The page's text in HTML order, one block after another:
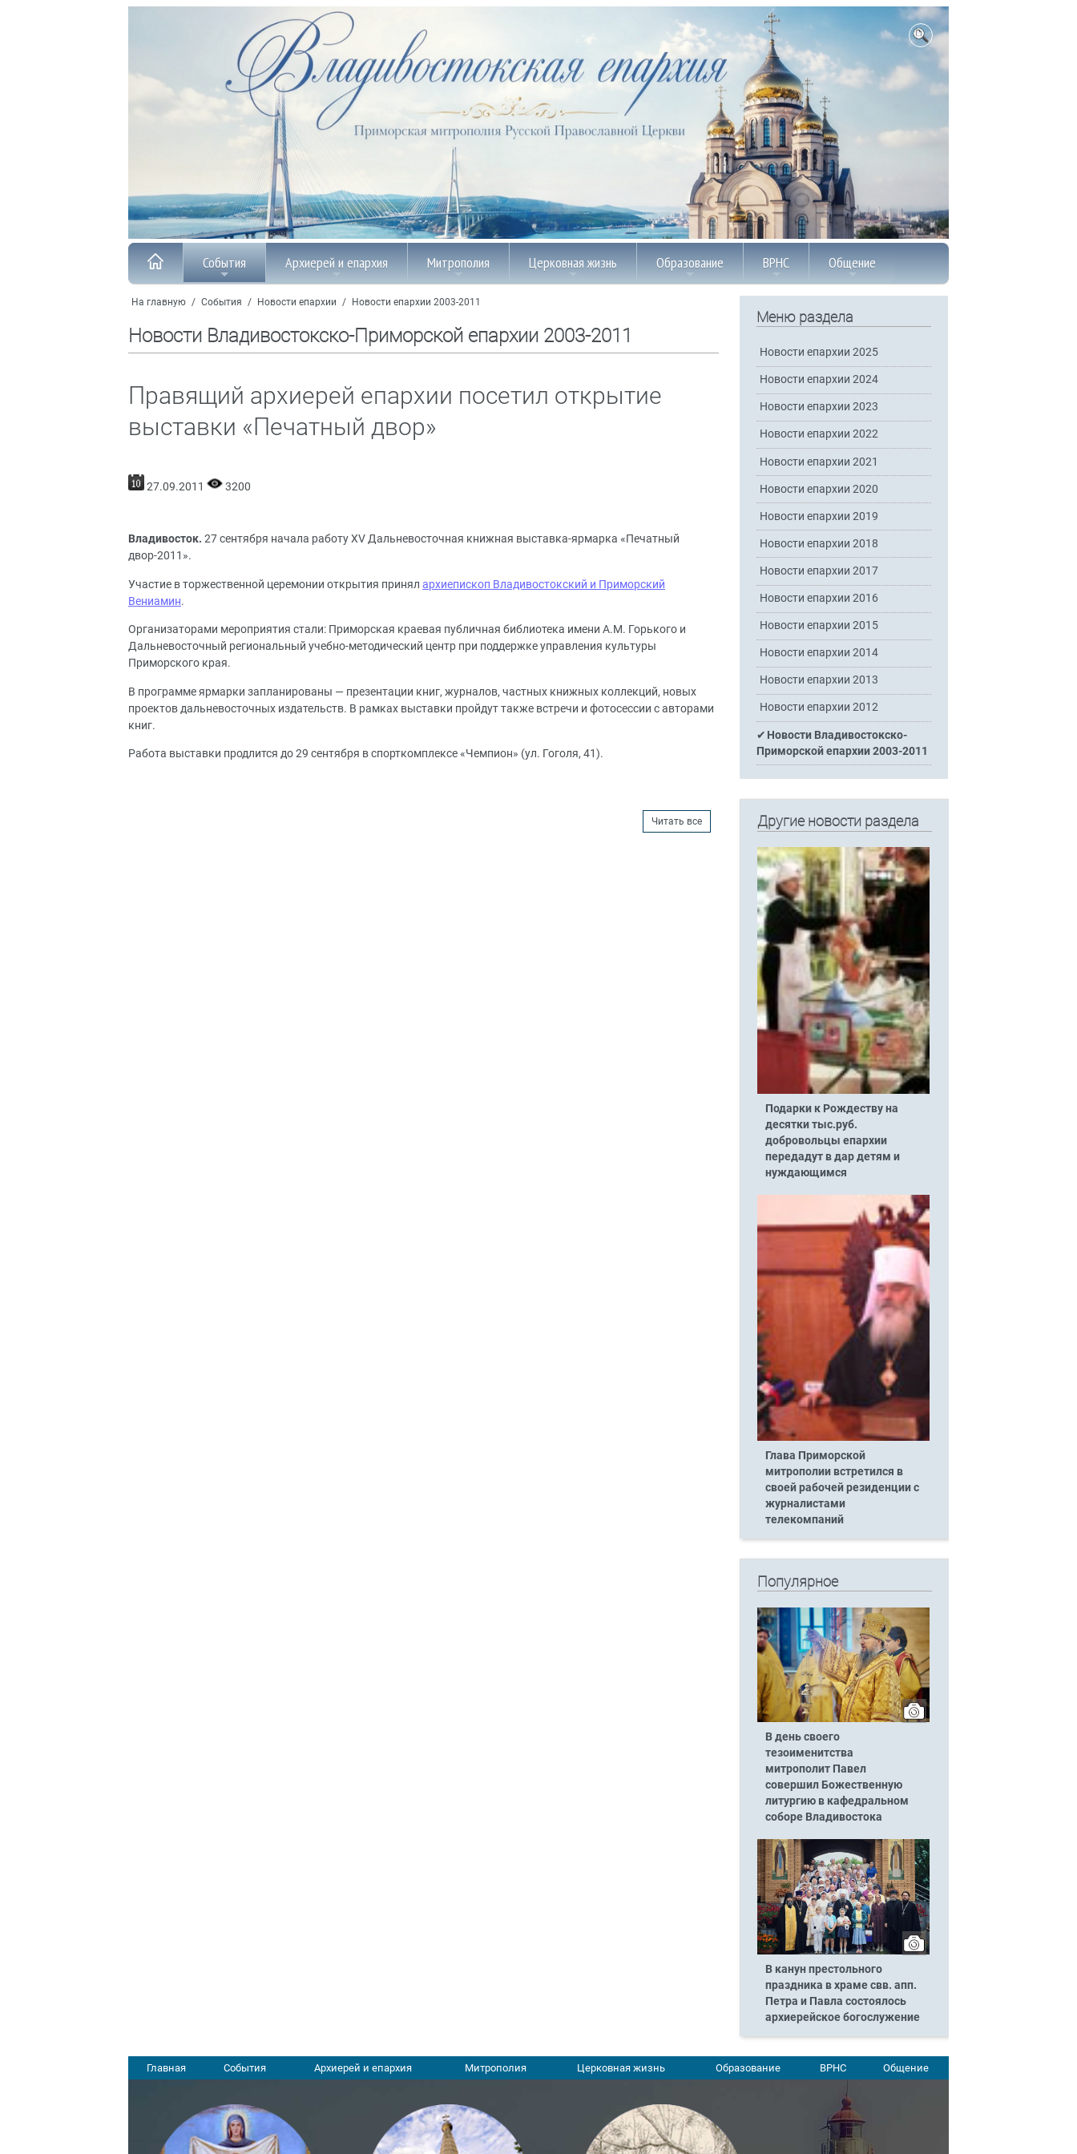
События Архиерей и епархия Митрополия Церковная жизнь Образование ВРНС Общение
На главную / События / Новости епархии / Новости епархии 2003-2011
Новости Владивостокско-Приморской епархии 2003-2011
Правящий архиерей епархии посетил открытие
выставки «Печатный двор»
27.09.2011 3200
Владивосток. 27 сентября начала работу XV Дальневосточная книжная выставка-ярмарка «Печатный
двор-2011».
Участие в торжественной церемонии открытия принял архиепископ Владивостокский и Приморский
Вениамин.
Организаторами мероприятия стали: Приморская краевая публичная библиотека имени А.М. Горького и
Дальневосточный региональный учебно-методический центр при поддержке управления культуры
Приморского края.
В программе ярмарки запланированы — презентации книг, журналов, частных книжных коллекций, новых
проектов дальневосточных издательств. В рамках выставки пройдут также встречи и фотосессии с авторами
книг.
Работа выставки продлится до 29 сентября в спорткомплексе «Чемпион» (ул. Гоголя, 41).
Читать все
Меню раздела
Новости епархии 2025
Новости епархии 2024
Новости епархии 2023
Новости епархии 2022
Новости епархии 2021
Новости епархии 2020
Новости епархии 2019
Новости епархии 2018
Новости епархии 2017
Новости епархии 2016
Новости епархии 2015
Новости епархии 2014
Новости епархии 2013
Новости епархии 2012
Новости Владивостокско-
Приморской епархии 2003-2011
Другие новости раздела
Подарки к Рождеству на
десятки тыс.руб.
добровольцы епархии
передадут в дар детям и
нуждающимся
Глава Приморской
митрополии встретился в
своей рабочей резиденции с
журналистами
телекомпаний
Популярное
В день своего
тезоименитства
митрополит Павел
совершил Божественную
литургию в кафедральном
соборе Владивостока
В канун престольного
праздника в храме свв. апп.
Петра и Павла состоялось
архиерейское богослужение
Главная События Архиерей и епархия Митрополия Церковная жизнь Образование ВРНС Общение